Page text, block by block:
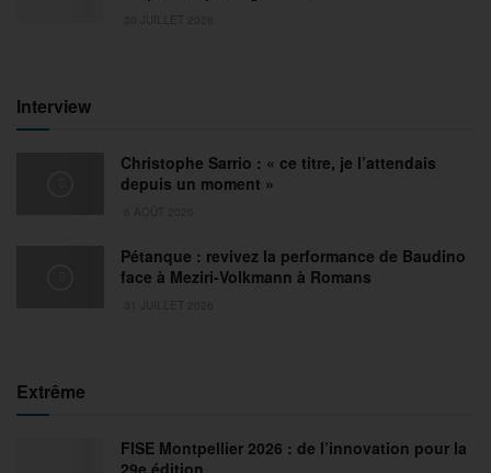
Interview
Christophe Sarrio : « ce titre, je l’attendais
depuis un moment »
Pétanque : revivez la performance de Baudino
face à Meziri-Volkmann à Romans
Extrême
FISE Montpellier 2026 : de l’innovation pour la